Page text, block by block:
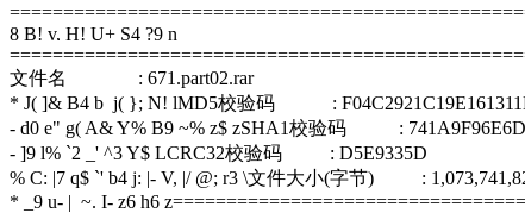
8 B! v, H! U+ S4 ?9 n
文件名 : 671.part02.rar
* J( ]& B4 b j( }; N! lMD5校验码 :
- d0 e" g( A& Y% B9 ~% z$ zSHA1校验码 :
- ]9 l% `2 _' ^3 Y$ LCRC32校验码 : D5E9335D
% C: |7 q$ `' b4 j: |- V, |/ @; r3 \文件大小(字节) :
* _9 u- | ~. I- z6 h6 z